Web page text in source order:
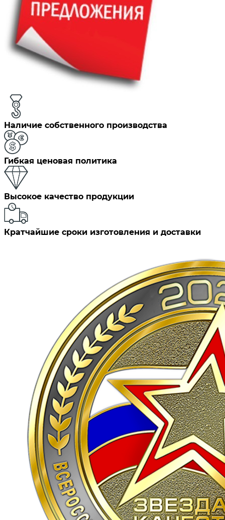
Наличие собственного производства
Гибкая ценовая политика
Высокое качество продукции
Кратчайшие сроки изготовления и доставки